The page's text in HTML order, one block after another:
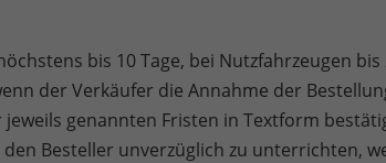
bis 10 Tage, bei Nutzfahrzeugen
der Verkäufer die Annahme der
genannten Fristen in Textform
Besteller unverzüglich zu unterrichten,